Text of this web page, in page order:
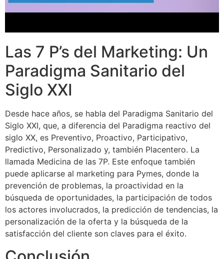
Las 7 P’s del Marketing: Un
Paradigma Sanitario del
Siglo XXI
Desde hace años, se habla del Paradigma Sanitario del
Siglo XXI, que, a diferencia del Paradigma reactivo del
siglo XX, es Preventivo, Proactivo, Participativo,
Predictivo, Personalizado y, también Placentero. La
llamada Medicina de las 7P. Este enfoque también
puede aplicarse al marketing para Pymes, donde la
prevención de problemas, la proactividad en la
búsqueda de oportunidades, la participación de todos
los actores involucrados, la predicción de tendencias, la
personalización de la oferta y la búsqueda de la
satisfacción del cliente son claves para el éxito.